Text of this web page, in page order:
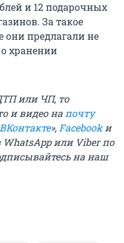
и 12 подарочных
За такое
они предлагали не
хранении
или ЧП, то
и видео напочту
ВКонтакте»,Facebookи
WhatsApp или Viber по
на наш